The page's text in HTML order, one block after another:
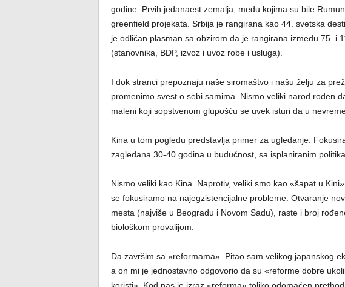
godine. Prvih jedanaest zemalja, među kojima su bile
greenfield projekata. Srbija je rangirana kao 44. svetska
je odličan plasman sa obzirom da je rangirana između 75. i
(stanovnika, BDP, izvoz i uvoz robe i usluga).
I dok stranci prepoznaju naše siromaštvo i našu želju za
promenimo svest o sebi samima. Nismo veliki narod rođen
maleni koji sopstvenom glupošću se uvek isturi da u
Kina u tom pogledu predstavlja primer za ugledanje.
zagledana 30-40 godina u budućnost, sa isplaniranim
Nismo veliki kao Kina. Naprotiv, veliki smo kao «šapat u
se fokusiramo na najegzistencijalne probleme. Otvaranje
mesta (najviše u Beogradu i Novom Sadu), raste i broj
biološkom provalijom.
Da završim sa «reformama». Pitao sam velikog japanskog
a on mi je jednostavno odgovorio da su «reforme dobre